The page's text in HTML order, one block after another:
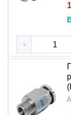
Гарантия
SS316проходит:
Контроль
-